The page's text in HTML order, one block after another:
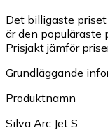
Det billigaste priset
är den populäraste
Prisjakt jämför
Grundläggande
Produktnamn
Silva Arc Jet S